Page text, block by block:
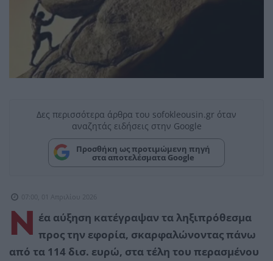
Δες περισσότερα άρθρα του sofokleousin.gr όταν
αναζητάς ειδήσεις στην Google
Προσθήκη ως προτιμώμενη πηγή
στα αποτελέσματα Google
07:00, 01 Απριλίου 2026
Ν
έα αύξηση κατέγραψαν τα ληξιπρόθεσμα
προς την εφορία, σκαρφαλώνοντας πάνω
από τα 114 δισ. ευρώ, στα τέλη του περασμένου